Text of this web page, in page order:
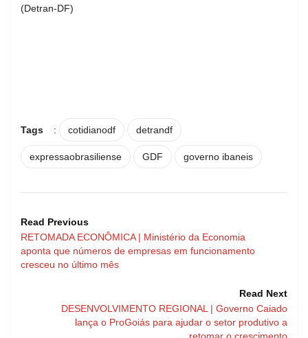
(Detran-DF)
Tags : cotidianodf detrandf
expressaobrasiliense GDF governo ibaneis
Read Previous
RETOMADA ECONÔMICA | Ministério da Economia
aponta que números de empresas em funcionamento
cresceu no último mês
Read Next
DESENVOLVIMENTO REGIONAL | Governo Caiado
lança o ProGoiás para ajudar o setor produtivo a